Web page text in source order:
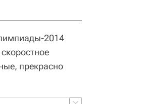
2014
прекрасно